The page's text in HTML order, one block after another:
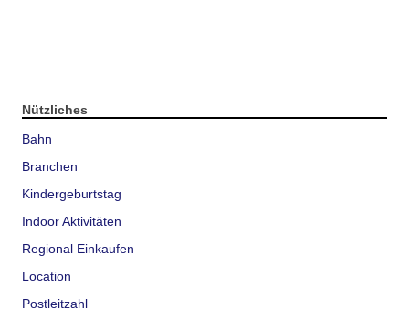
Nützliches
Bahn
Branchen
Kindergeburtstag
Indoor Aktivitäten
Regional Einkaufen
Location
Postleitzahl